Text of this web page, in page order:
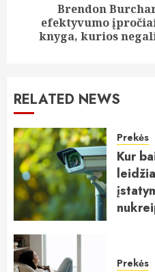
Next
post:
Brendon
efektyvumo
knyga, kurios
RELATED NEWS
Prekės
Kur
Prekės